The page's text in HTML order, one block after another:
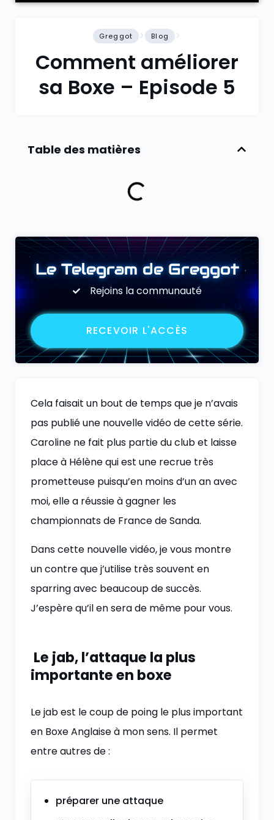
Greggot Blog
Comment améliorer
sa Boxe – Episode 5
Cela faisait un bout de temps que je n’avais
pas publié une nouvelle vidéo de cette série.
Caroline ne fait plus partie du club et laisse
place à Hélène qui est une recrue très
prometteuse puisqu’en moins d’un an avec
moi, elle a réussie à gagner les
championnats de France de Sanda.
Dans cette nouvelle vidéo, je vous montre
un contre que j’utilise très souvent en
sparring avec beaucoup de succès.
J’espère qu’il en sera de même pour vous.
Le jab, l’attaque la plus
importante en boxe
Le jab est le coup de poing le plus important
en Boxe Anglaise à mon sens. Il permet
entre autres de :
préparer une attaque
Table des matières
Le Telegram de Greggot
Rejoins la communauté
RECEVOIR L'ACCÈS